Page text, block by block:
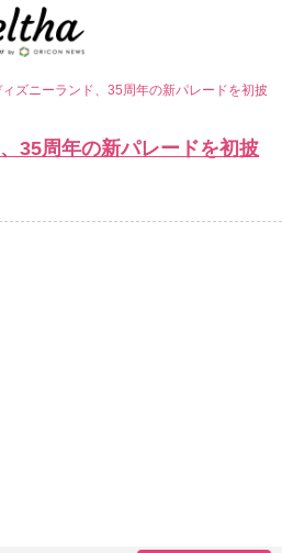
ズニーランド、35周年の新パレードを初披
35周年の新パレードを初披